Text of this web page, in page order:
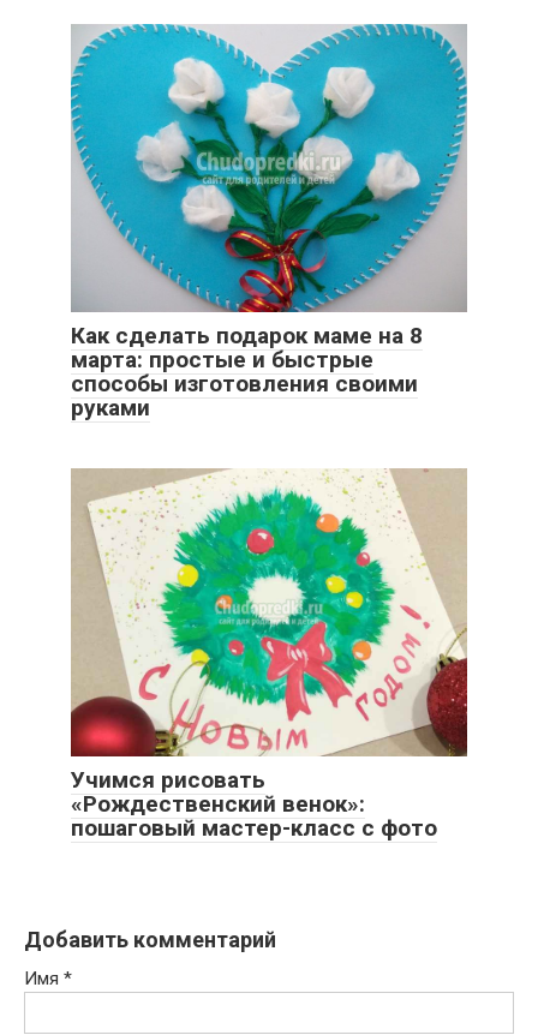
Как сделать подарок маме на 8
марта: простые и быстрые
способы изготовления своими
руками
Учимся рисовать
«Рождественский венок»:
пошаговый мастер-класс с фото
Добавить комментарий
Имя *